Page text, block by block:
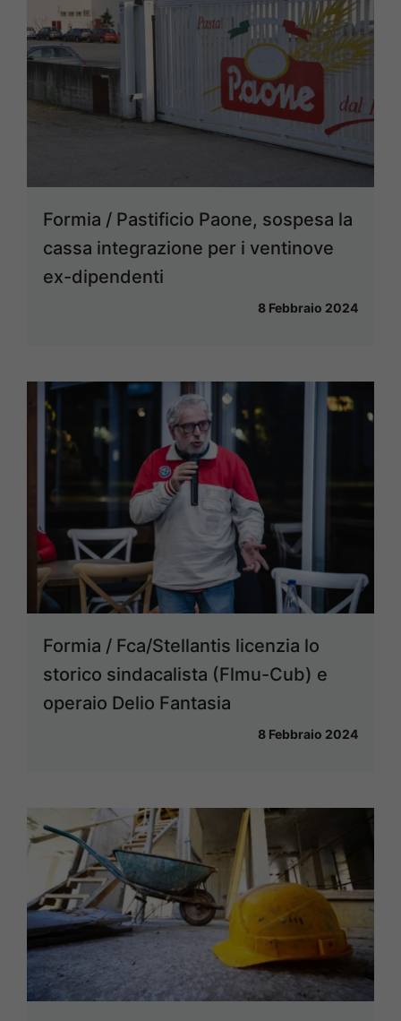
Formia / Pastificio Paone, sospesa la
cassa integrazione per i ventinove
ex-dipendenti
8 Febbraio 2024
Formia / Fca/Stellantis licenzia lo
storico sindacalista (Flmu-Cub) e
operaio Delio Fantasia
8 Febbraio 2024